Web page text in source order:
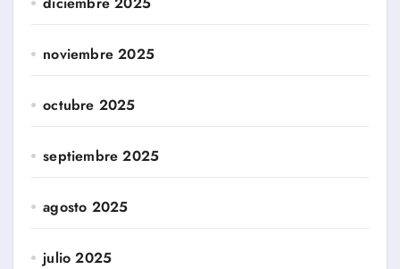
noviembre 2025
octubre 2025
septiembre 2025
agosto 2025
julio 2025